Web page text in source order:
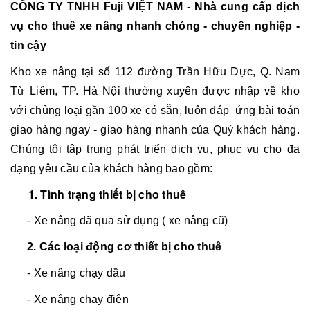
CÔNG TY TNHH Fuji VIỆT NAM - Nhà cung cấp dịch
vụ cho thuê xe nâng nhanh chóng - chuyên nghiệp -
tin cậy
Kho xe nâng tại số 112 đường Trần Hữu Dực, Q. Nam
Từ Liêm, TP. Hà Nội thường xuyên được nhập về kho
với chủng loại gần 100 xe có sẵn, luôn đáp ứng bài toán
giao hàng ngay - giao hàng nhanh của Quý khách hàng.
Chúng tôi tập trung phát triển dịch vụ, phục vụ cho đa
dạng yêu cầu của khách hàng bao gồm:
1. Tình trạng thiết bị cho thuê
- Xe nâng đã qua sử dụng ( xe nâng cũ)
2. Các loại động cơ thiết bị cho thuê
- Xe nâng chạy dầu
- Xe nâng chạy điện